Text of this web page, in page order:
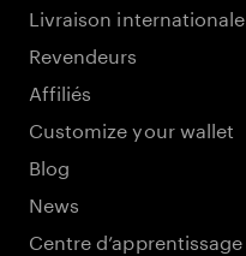
Livraison internationale
Revendeurs
Affiliés
Customize your wallet
Blog
News
Centre d’apprentissage